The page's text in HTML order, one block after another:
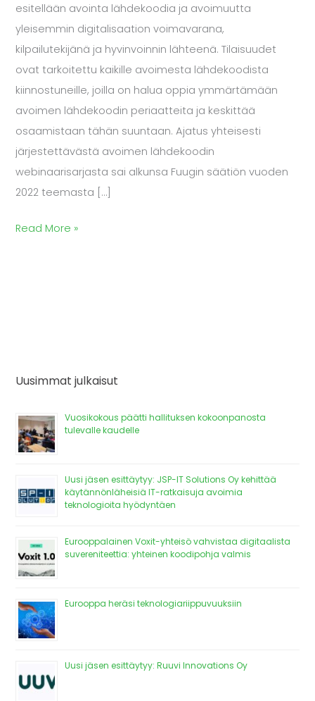
esitellään avointa lähdekoodia ja avoimuutta
yleisemmin digitalisaation voimavarana,
kilpailutekijänä ja hyvinvoinnin lähteenä. Tilaisuudet
ovat tarkoitettu kaikille avoimesta lähdekoodista
kiinnostuneille, joilla on halua oppia ymmärtämään
avoimen lähdekoodin periaatteita ja keskittää
osaamistaan tähän suuntaan. Ajatus yhteisesti
järjestettävästä avoimen lähdekoodin
webinaarisarjasta sai alkunsa Fuugin säätiön vuoden
2022 teemasta […]
Read More »
Uusimmat julkaisut
Vuosikokous päätti hallituksen kokoonpanosta
tulevalle kaudelle
Uusi jäsen esittäytyy: JSP-IT Solutions Oy kehittää
käytännönläheisiä IT-ratkaisuja avoimia
teknologioita hyödyntäen
Eurooppalainen Voxit-yhteisö vahvistaa digitaalista
suvereniteettia: yhteinen koodipohja valmis
Eurooppa heräsi teknologiariippuvuuksiin
Uusi jäsen esittäytyy: Ruuvi Innovations Oy